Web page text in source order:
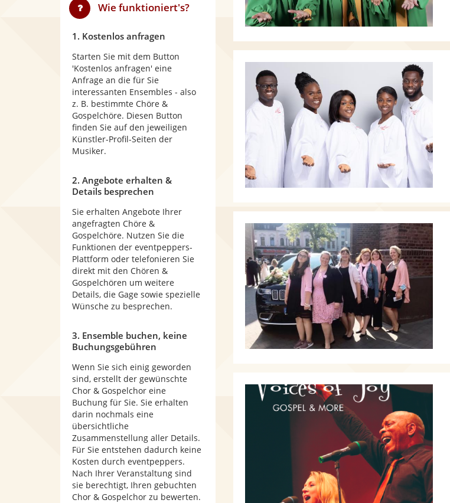
Wie funktioniert's?
1. Kostenlos anfragen
Starten Sie mit dem Button
'Kostenlos anfragen' eine
Anfrage an die für Sie
interessanten Ensembles - also
z. B. bestimmte Chöre &
Gospelchöre. Diesen Button
finden Sie auf den jeweiligen
Künstler-Profil-Seiten der
Musiker.
2. Angebote erhalten &
Details besprechen
Sie erhalten Angebote Ihrer
angefragten Chöre &
Gospelchöre. Nutzen Sie die
Funktionen der eventpeppers-
Plattform oder telefonieren Sie
direkt mit den Chören &
Gospelchören um weitere
Details, die Gage sowie spezielle
Wünsche zu besprechen.
3. Ensemble buchen, keine
Buchungsgebühren
Wenn Sie sich einig geworden
sind, erstellt der gewünschte
Chor & Gospelchor eine
Buchung für Sie. Sie erhalten
darin nochmals eine
übersichtliche
Zusammenstellung aller Details.
Für Sie entstehen dadurch keine
Kosten durch eventpeppers.
Nach Ihrer Veranstaltung sind
sie berechtigt, Ihren gebuchten
Chor & Gospelchor zu bewerten.